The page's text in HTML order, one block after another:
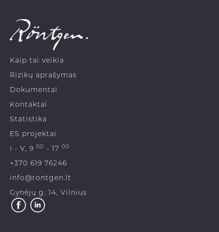
Kaip tai veikia
Rizikų aprašymas
Dokumentai
Kontaktai
Statistika
ES projektai
I - V, 9 00 - 17 00
+370 619 76246
info@rontgen.lt
Gynėjų g. 14, Vilnius